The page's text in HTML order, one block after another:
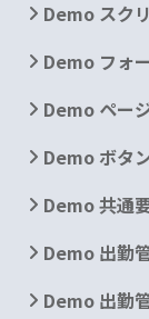
Demo スク
Demo フォ
Demo ペー
Demo ボタ
Demo 共通
Demo 出勤
Demo 出勤